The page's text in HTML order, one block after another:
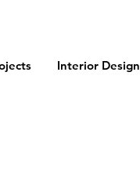
Interior Design